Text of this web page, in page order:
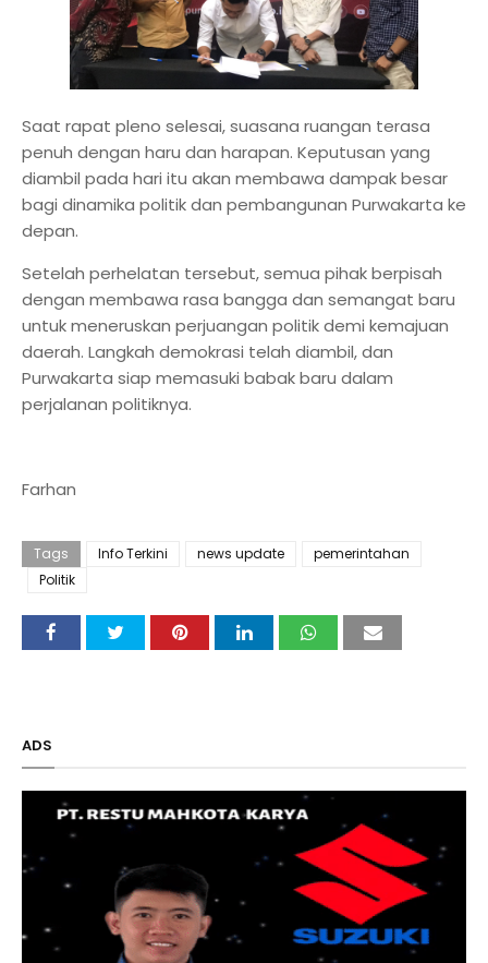
Saat rapat pleno selesai, suasana ruangan terasa
penuh dengan haru dan harapan. Keputusan yang
diambil pada hari itu akan membawa dampak besar
bagi dinamika politik dan pembangunan Purwakarta ke
depan.
Setelah perhelatan tersebut, semua pihak berpisah
dengan membawa rasa bangga dan semangat baru
untuk meneruskan perjuangan politik demi kemajuan
daerah. Langkah demokrasi telah diambil, dan
Purwakarta siap memasuki babak baru dalam
perjalanan politiknya.
Farhan
Tags Info Terkini news update
pemerintahan
Politik
ADS